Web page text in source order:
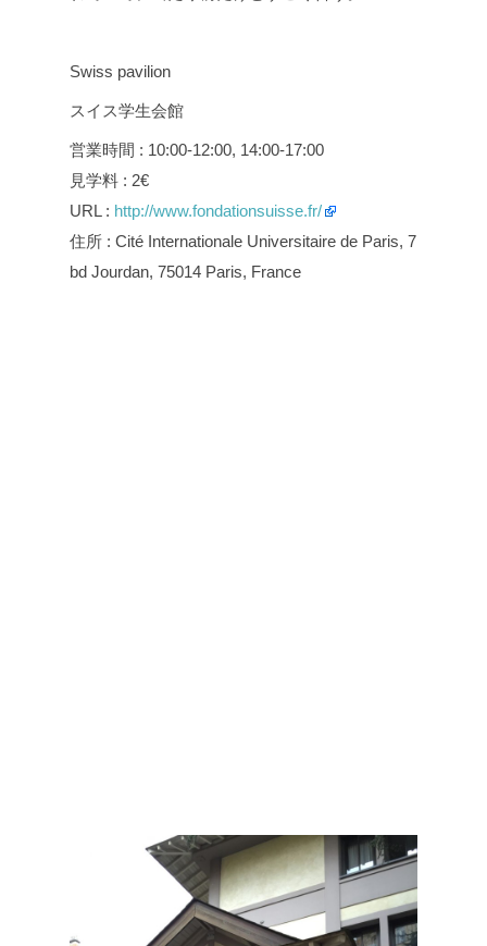
Swiss pavilion
スイス学生会館
営業時間 : 10:00-12:00, 14:00-17:00
見学料 : 2€
URL : http://www.fondationsuisse.fr/
住所 : Cité Internationale Universitaire de Paris, 7
bd Jourdan, 75014 Paris, France